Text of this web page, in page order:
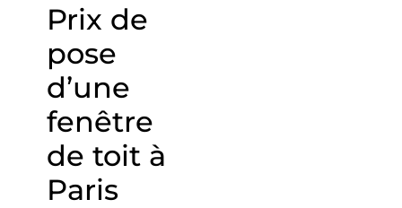
Prix de
pose
d’une
fenêtre
de toit à
Paris